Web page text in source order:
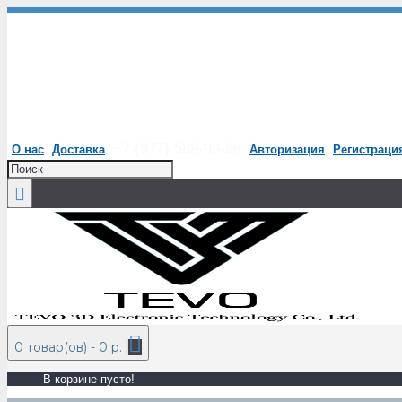
О нас Доставка Авторизация
0 товар(ов) - 0 р.
В корзине пусто!